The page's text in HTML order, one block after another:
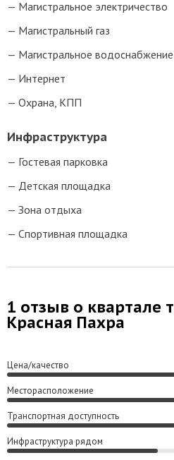
Магистральное электричество
Магистральный газ
Магистральное водоснабжение
Интернет
Охрана, КПП
Инфраструктура
Гостевая парковка
Детская площадка
Зона отдыха
Спортивная площадка
1 отзыв о квартале
Красная Пахра
Цена/качество
Месторасположение
Транспортная доступность
Инфраструктура рядом